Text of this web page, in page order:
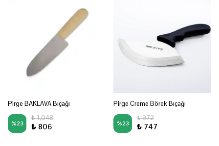
Pirge BAKLAVA Bıçağı
%23
₺ 1,048
₺ 806
Pirge Creme Börek Bıçağı
%23
₺ 972
₺ 747